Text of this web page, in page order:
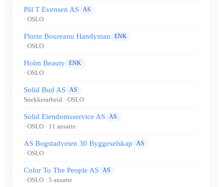
Pål T Evensen AS AS
· OSLO
Florin Boureanu Handyman ENK
· OSLO
Holm Beauty ENK
· OSLO
Solid Bud AS AS
Snekkerarbeid · OSLO
Solid Eiendomsservice AS AS
· OSLO · 11 ansatte
AS Bogstadveien 30 Byggeselskap AS
· OSLO
Color To The People AS AS
· OSLO · 5 ansatte